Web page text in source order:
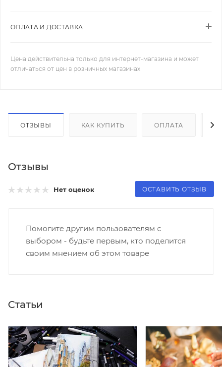
ОПЛАТА И ДОСТАВКА
Цена действительна только для интернет-магазина и может
отличаться от цен в розничных магазинах
ОТЗЫВЫ КАК КУПИТЬ ОПЛАТА
Отзывы
Нет оценок ОСТАВИТЬ ОТЗЫВ
Помогите другим пользователям с
выбором - будьте первым, кто поделится
своим мнением об этом товаре
Статьи